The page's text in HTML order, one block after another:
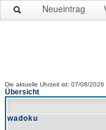
Neueintrag
Die aktuelle Uhrzeit ist: 07/08/2026
Übersicht
wadoku